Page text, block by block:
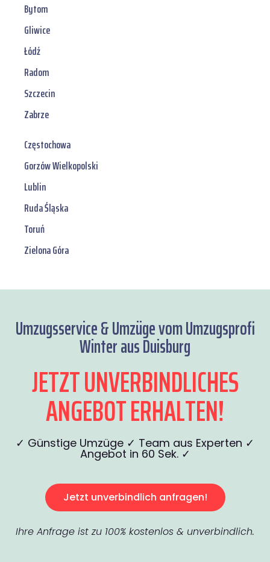
Bytom
Gliwice
Łódź
Radom
Szczecin
Zabrze
Częstochowa
Gorzów Wielkopolski
Lublin
Ruda Śląska
Toruń
Zielona Góra
Umzugsservice & Umzüge vom Umzugsprofi
Winter aus Duisburg
JETZT UNVERBINDLICHES
ANGEBOT ERHALTEN!
✓ Günstige Umzüge ✓ Team aus Experten ✓
Angebot in 60 Sek. ✓
Jetzt unverbindlich anfragen!
Ihre Anfrage ist zu 100% kostenlos & unverbindlich.